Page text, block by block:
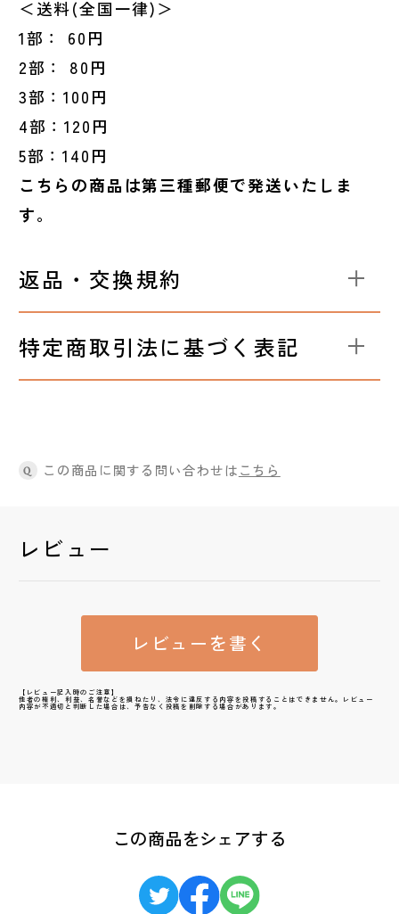
＜送料(全国一律)＞
1部： 60円
2部： 80円
3部：100円
4部：120円
5部：140円
こちらの商品は第三種郵便で発送いたしま
す。
返品・交換規約
特定商取引法に基づく表記
Q この商品に関する問い合わせはこちら
レビュー
レビューを書く
【レビュー記入時のご注意】
他者の権利、利益、名誉などを損ねたり、法令に違反する内容を投稿することはできません。レビュー
内容が不適切と判断した場合は、予告なく投稿を削除する場合があります。
この商品をシェアする